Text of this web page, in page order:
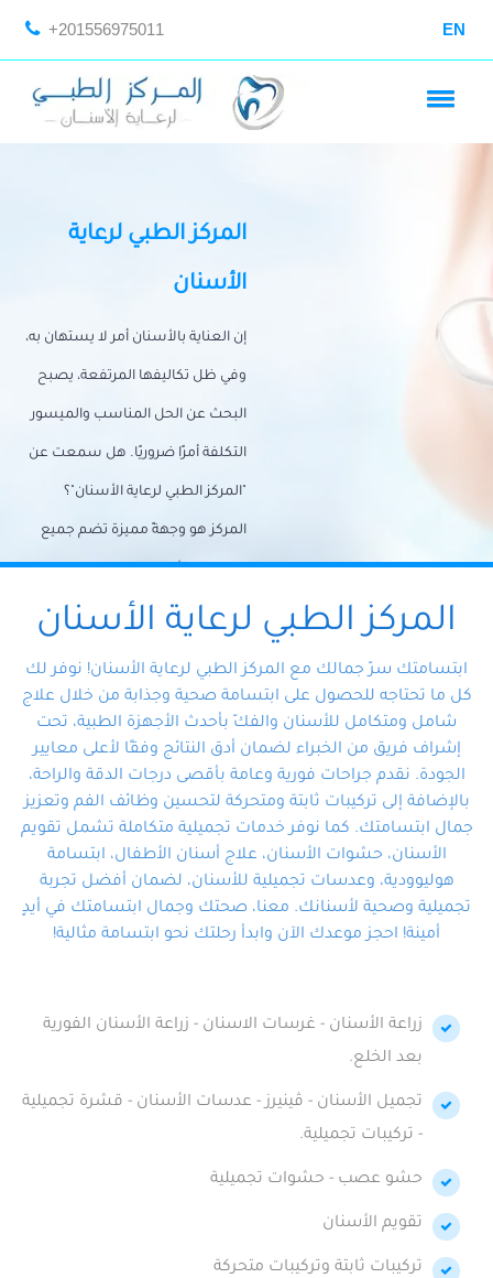
+201556975011 EN
المركز الطبي لرعاية
الأسنان
إن العناية بالأسنان أمر لا يستهان به،
وفي ظل تكاليفها المرتفعة، يصبح
البحث عن الحل المناسب والميسور
التكلفة أمرًا ضروريًا. هل سمعت عن
"المركز الطبي لرعاية الأسنان"؟
المركز هو وجهةً مميزة تضم جميع
احتياجات الأسنان تحت سقف واحد،
وتضمن لك حلاً شاملًا لجميع
المتخصص ذوي الخبرة، ستجد نفسك
في أيد أمينة تلبي احتياجاتك بكل
احترافية ودقة.
المركز الطبي لرعاية الأسنان
ابتسامتك سرّ جمالك مع المركز الطبي لرعاية الأسنان! نوفر لك
كل ما تحتاجه للحصول على ابتسامة صحية وجذابة من خلال علاج
شامل ومتكامل للأسنان والفكّ بأحدث الأجهزة الطبية، تحت
إشراف فريق من الخبراء لضمان أدق النتائج وفقًا لأعلى معايير
الجودة. نقدم جراحات فورية وعامة بأقصى درجات الدقة والراحة،
بالإضافة إلى تركيبات ثابتة ومتحركة لتحسين وظائف الفم وتعزيز
جمال ابتسامتك. كما نوفر خدمات تجميلية متكاملة تشمل تقويم
الأسنان، حشوات الأسنان، علاج أسنان الأطفال، ابتسامة
هوليوودية، وعدسات تجميلية للأسنان، لضمان أفضل تجربة
تجميلية وصحية لأسنانك. معنا، صحتك وجمال ابتسامتك في أيدٍ
أمينة! احجز موعدك الآن وابدأ رحلتك نحو ابتسامة مثالية!
زراعة الأسنان - غرسات الاسنان - زراعة الأسنان الفورية
بعد الخلع.
تجميل الأسنان - ڤينيرز - عدسات الأسنان - قشرة تجميلية
- تركيبات تجميلية.
حشو عصب - حشوات تجميلية
تقويم الأسنان
تركيبات ثابتة وتركيبات متحركة